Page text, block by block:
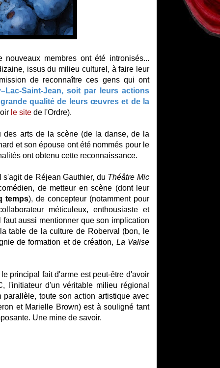
nouveaux membres ont été intronisés...
issus du milieu culturel, à faire leur
de reconnaître ces gens qui ont
Saint-Jean, soit par leurs actions
qualité de leurs œuvres et de la
le site de l'Ordre).
des arts de la scène (de la danse, de la
et son épouse ont été nommés pour le
ont obtenu cette reconnaissance.
de Réjean Gauthier, du Théâtre Mic
de metteur en scène (dont leur
temps), de concepteur (notamment pour
méticuleux, enthousiaste et
aussi mentionner que son implication
table de la culture de Roberval (bon, le
de formation et de création, La Valise
principal fait d'arme est peut-être d'avoir
l'initiateur d'un véritable milieu régional
toute son action artistique avec
et Marielle Brown) est à souligné tant
Une mine de savoir.